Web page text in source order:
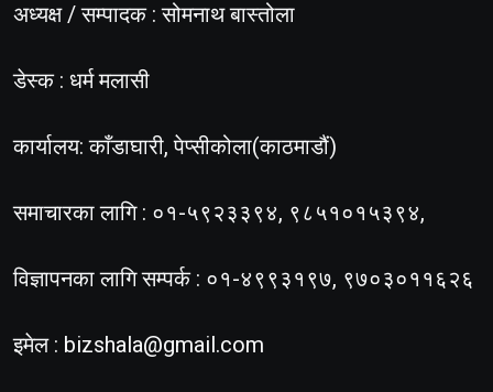
अध्यक्ष / सम्पादक : सोमनाथ बास्तोला
डेस्क : धर्म मलासी
कार्यालय: काँडाघारी, पेप्सीकोला(काठमाडौं)
समाचारका लागि : ०१-५९२३३९४, ९८५१०१५३९४,
विज्ञापनका लागि सम्पर्क : ०१-४९९३१९७, ९७०३०११६२६
इमेल : bizshala@gmail.com